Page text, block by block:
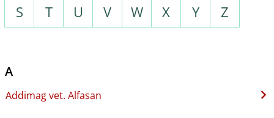
S
T U V W X Y Z
A
Addimag vet. Alfasan